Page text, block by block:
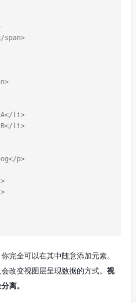
span>
>
</li>
</li>
</p>
>
>
完全可以在其中随意添加元素。
改变视图层呈现数据的方式。 视
离。